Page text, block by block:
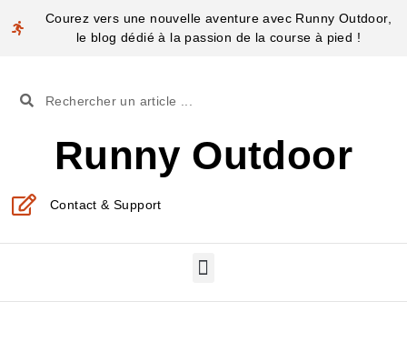
Courez vers une nouvelle aventure avec Runny Outdoor,
le blog dédié à la passion de la course à pied !
Runny Outdoor
Contact & Support